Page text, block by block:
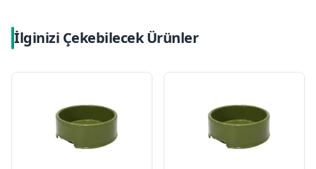
İlginizi Çekebilecek Ürünler